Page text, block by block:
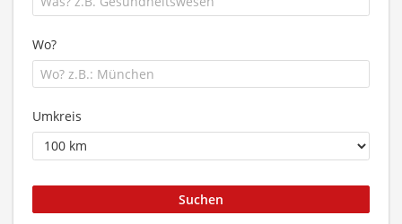
Wo?
Umkreis